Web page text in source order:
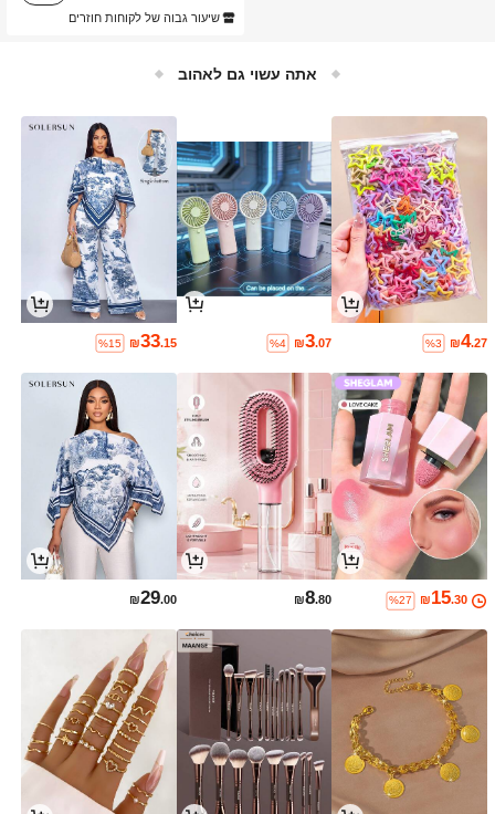
שיעור גבוה של לקוחות חוזרים
אתה עשוי גם לאהוב
₪4.27
%3
₪3.07
%4
₪33.15
%15
₪15.30
%27
₪8.80
₪29.00